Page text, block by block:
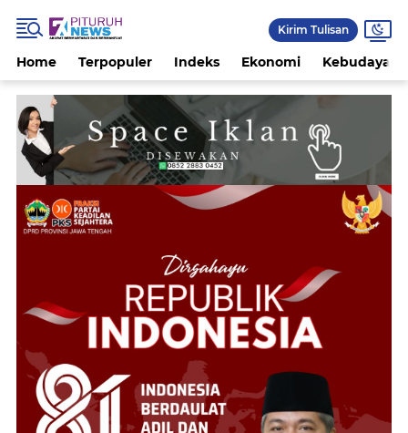
Kirim Tulisan
Home Terpopuler Indeks Ekonomi Kebudayaan